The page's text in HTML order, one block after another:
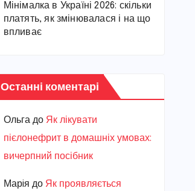
Мінімалка в Україні 2026: скільки
платять, як змінювалася і на що
впливає
Останні коментарі
Ольгадо Як лікувати
пієлонефрит в домашніх умовах:
вичерпний посібник
Марiя до Як проявляється